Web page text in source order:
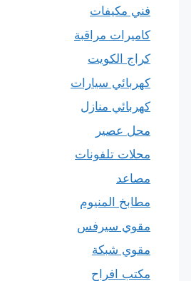
فني مكيفات
كاميرات مراقبة
كراج الكويت
كهربائي سيارات
كهربائي منازل
محل عصير
محلات تلفونات
مصاعد
مطابخ المنيوم
مقوي سيرفس
مقوي شبكة
مكتب افراح